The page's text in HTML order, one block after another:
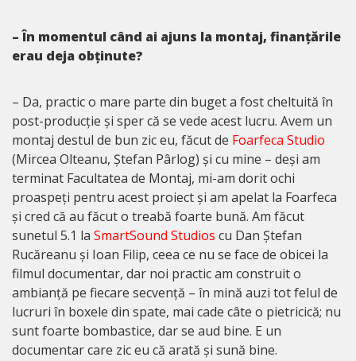
– În momentul când ai ajuns la montaj, finanțările
erau deja obținute?
– Da, practic o mare parte din buget a fost cheltuită în
post-producție și sper că se vede acest lucru. Avem un
montaj destul de bun zic eu, făcut de Foarfeca Studio
(Mircea Olteanu, Ștefan Pârlog) și cu mine – deși am
terminat Facultatea de Montaj, mi-am dorit ochi
proaspeți pentru acest proiect și am apelat la Foarfeca
și cred că au făcut o treabă foarte bună. Am făcut
sunetul 5.1 la SmartSound Studios cu Dan Ștefan
Rucăreanu și Ioan Filip, ceea ce nu se face de obicei la
filmul documentar, dar noi practic am construit o
ambianță pe fiecare secvență – în mină auzi tot felul de
lucruri în boxele din spate, mai cade câte o pietricică; nu
sunt foarte bombastice, dar se aud bine. E un
documentar care zic eu că arată și sună bine.